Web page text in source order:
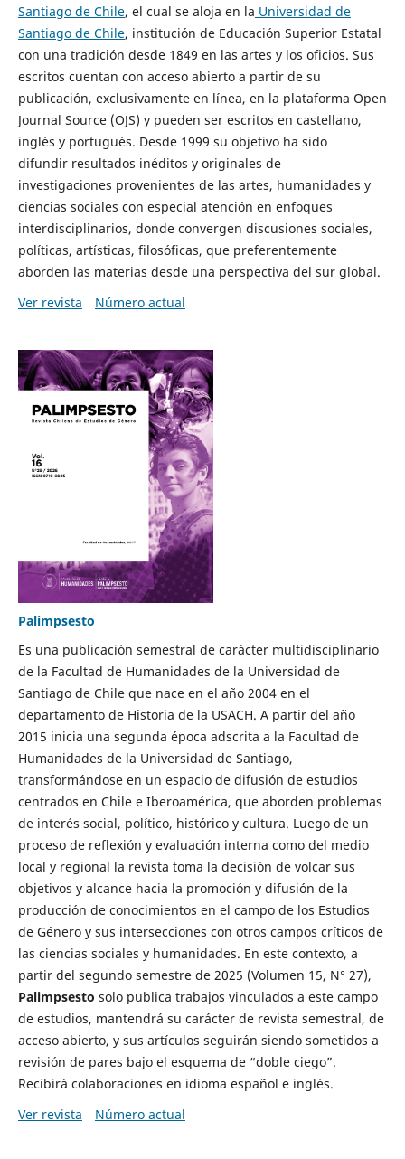
Santiago de Chile, el cual se aloja en la Universidad de
Santiago de Chile, institución de Educación Superior Estatal
con una tradición desde 1849 en las artes y los oficios. Sus
escritos cuentan con acceso abierto a partir de su
publicación, exclusivamente en línea, en la plataforma Open
Journal Source (OJS) y pueden ser escritos en castellano,
inglés y portugués. Desde 1999 su objetivo ha sido
difundir resultados inéditos y originales de
investigaciones provenientes de las artes, humanidades y
ciencias sociales con especial atención en enfoques
interdisciplinarios, donde convergen discusiones sociales,
políticas, artísticas, filosóficas, que preferentemente
aborden las materias desde una perspectiva del sur global.
Ver revista
Número actual
Palimpsesto
Es una publicación semestral de carácter multidisciplinario
de la Facultad de Humanidades de la Universidad de
Santiago de Chile que nace en el año 2004 en el
departamento de Historia de la USACH. A partir del año
2015 inicia una segunda época adscrita a la Facultad de
Humanidades de la Universidad de Santiago,
transformándose en un espacio de difusión de estudios
centrados en Chile e Iberoamérica, que aborden problemas
de interés social, político, histórico y cultura. Luego de un
proceso de reflexión y evaluación interna como del medio
local y regional la revista toma la decisión de volcar sus
objetivos y alcance hacia la promoción y difusión de la
producción de conocimientos en el campo de los Estudios
de Género y sus intersecciones con otros campos críticos de
las ciencias sociales y humanidades. En este contexto, a
partir del segundo semestre de 2025 (Volumen 15, N° 27),
Palimpsesto solo publica trabajos vinculados a este campo
de estudios, mantendrá su carácter de revista semestral, de
acceso abierto, y sus artículos seguirán siendo sometidos a
revisión de pares bajo el esquema de “doble ciego”.
Recibirá colaboraciones en idioma español e inglés.
Ver revista
Número actual